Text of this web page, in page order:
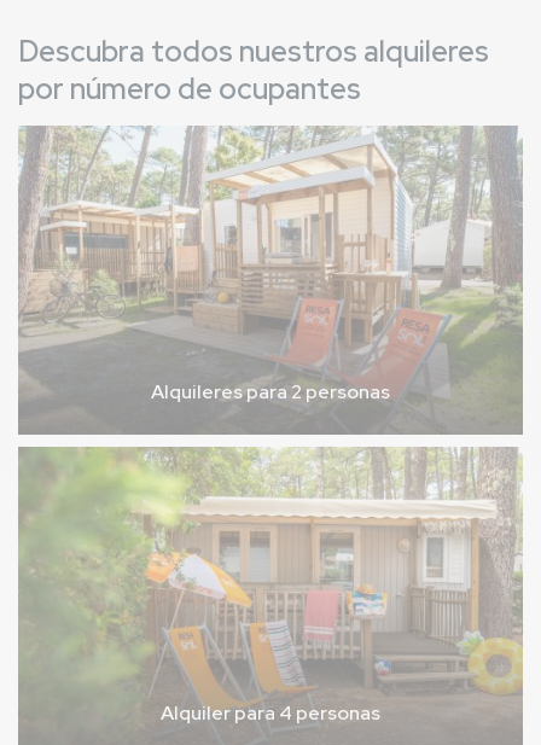
Descubra todos nuestros alquileres
por número de ocupantes
Alquileres para 2 personas
Alquiler para 4 personas